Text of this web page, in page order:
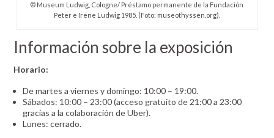
© Museum Ludwig, Cologne/ Préstamo permanente de la Fundación
Peter e Irene Ludwig 1985. (Foto: museothyssen.org).
Información sobre la exposición
Horario:
De martes a viernes y domingo: 10:00 – 19:00.
Sábados: 10:00 – 23:00 (acceso gratuito de 21:00 a 23:00
gracias a la colaboración de Uber).
Lunes: cerrado.